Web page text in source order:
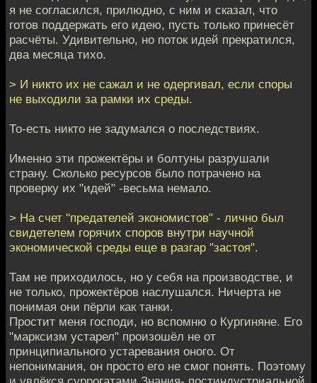
я не согласился, прилюдно, с ним и сказал, что
готов поддержать его идею, пусть только принесёт
расчёты. Удивительно, но поток идей прекратился,
два месяца тихо.
> И никто их не сажал и не одергивал, если споры
не выходили за рамки их среды.
То-есть никто не задумался о последствиях.
Именно эти прожектёры и болтуны разрушали
страну. Сколько ресурсов было потрачено на
проверку их "идей" -весьма немало.
> На счет "предателей экономистов" - лично был
свидетелем горячих споров внутри научной
экономической среды еще в разгар "застоя".
Там не приходилось, но у себя на производстве, и
не только, прожектёров наслушался. Ничерта не
понимая они пёрли как танки.
Простит меня господи, но вспомню о Кургиняне. Его
"марксизм устарел" произошёл не от
принципиального устаревания оного. От
непонимания, он просто его не смог понять. Поэтому